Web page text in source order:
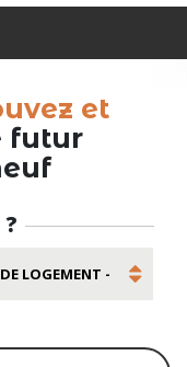
et
futur